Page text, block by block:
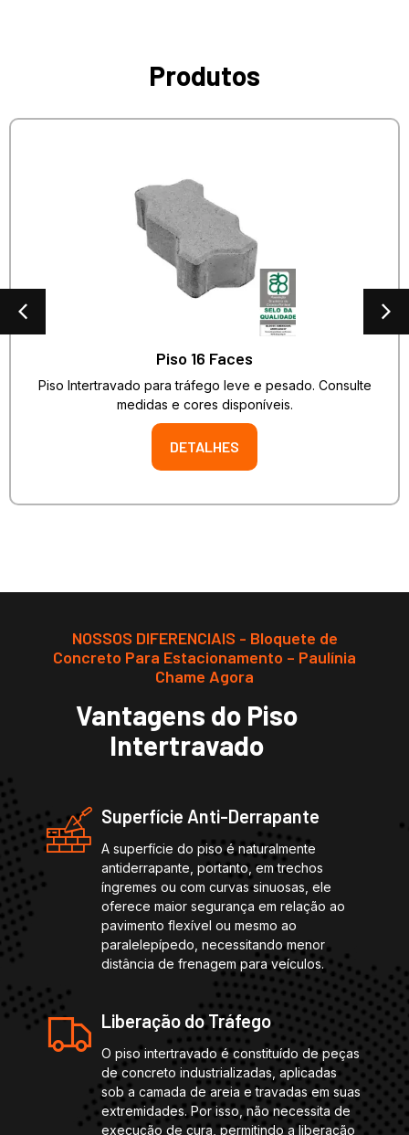
Produtos
Piso 16 Faces
Piso Intertravado para tráfego leve e pesado. Consulte
medidas e cores disponíveis.
DETALHES
NOSSOS DIFERENCIAIS - Bloquete de
Concreto Para Estacionamento – Paulínia
Chame Agora
Vantagens do Piso
Intertravado
Superfície Anti-Derrapante
A superfície do piso é naturalmente
antiderrapante, portanto, em trechos
íngremes ou com curvas sinuosas, ele
oferece maior segurança em relação ao
pavimento flexível ou mesmo ao
paralelepípedo, necessitando menor
distância de frenagem para veículos.
Liberação do Tráfego
O piso intertravado é constituído de peças
de concreto industrializadas, aplicadas
sob a camada de areia e travadas em suas
extremidades. Por isso, não necessita de
execução de cura, permitindo a liberação